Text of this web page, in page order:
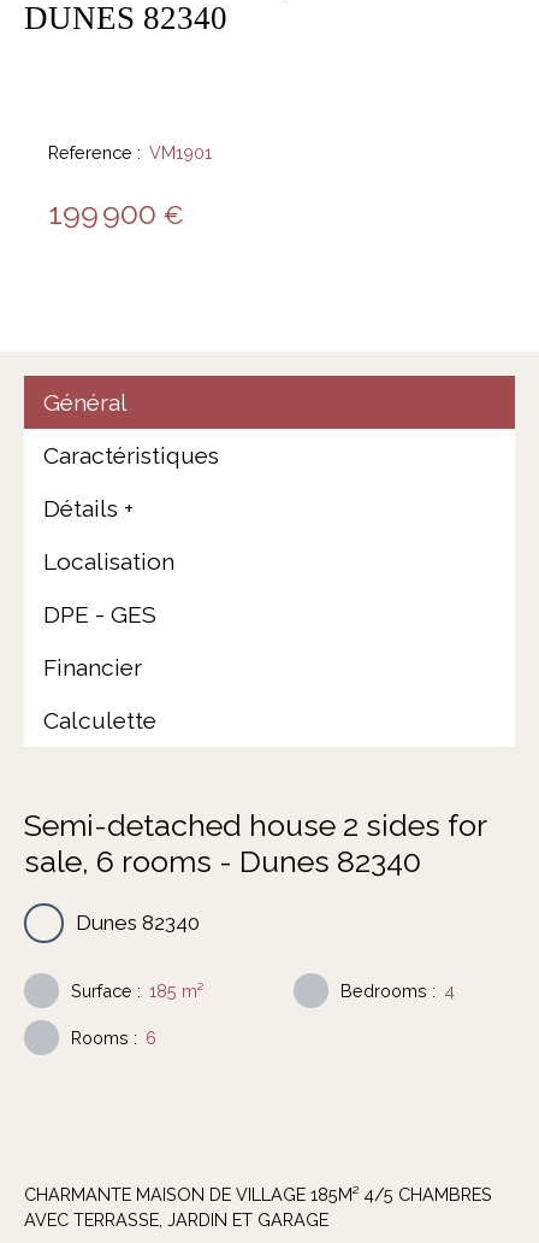
DUNES 82340
Reference : VM1901
199 900 €
Général
Caractéristiques
Détails +
Localisation
DPE - GES
Financier
Calculette
Semi-detached house 2 sides for
sale, 6 rooms - Dunes 82340
Dunes 82340
Surface : 185 m² Bedrooms : 4
Rooms : 6
CHARMANTE MAISON DE VILLAGE 185M² 4/5 CHAMBRES
AVEC TERRASSE, JARDIN ET GARAGE